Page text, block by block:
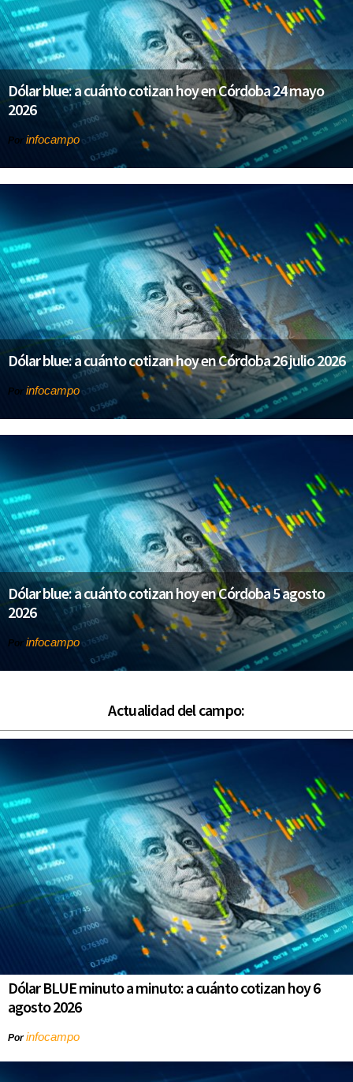
Dólar blue: a cuánto cotizan hoy en Córdoba 24 mayo
2026
Por infocampo
Dólar blue: a cuánto cotizan hoy en Córdoba 26 julio 2026
Por infocampo
Dólar blue: a cuánto cotizan hoy en Córdoba 5 agosto
2026
Por infocampo
Actualidad del campo:
Dólar BLUE minuto a minuto: a cuánto cotizan hoy 6
agosto 2026
Porinfocampo